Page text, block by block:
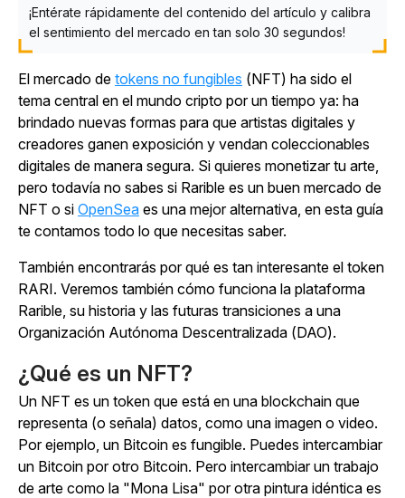
¡Entérate rápidamente del contenido del artículo y calibra
el sentimiento del mercado en tan solo 30 segundos!
El mercado de tokens no fungibles (NFT) ha sido el
tema central en el mundo cripto por un tiempo ya: ha
brindado nuevas formas para que artistas digitales y
creadores ganen exposición y vendan coleccionables
digitales de manera segura. Si quieres monetizar tu arte,
pero todavía no sabes si Rarible es un buen mercado de
NFT o si OpenSea es una mejor alternativa, en esta guía
te contamos todo lo que necesitas saber.
También encontrarás por qué es tan interesante el token
RARI. Veremos también cómo funciona la plataforma
Rarible, su historia y las futuras transiciones a una
Organización Autónoma Descentralizada (DAO).
¿Qué es un NFT?
Un NFT es un token que está en una blockchain que
representa (o señala) datos, como una imagen o video.
Por ejemplo, un Bitcoin es fungible. Puedes intercambiar
un Bitcoin por otro Bitcoin. Pero intercambiar un trabajo
de arte como la "Mona Lisa" por otra pintura idéntica es